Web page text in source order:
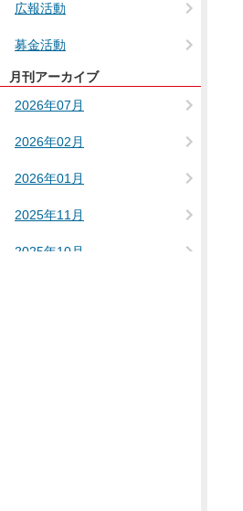
広報活動
募金活動
未分類
月刊アーカイブ
2026年07月
2026年02月
2026年01月
2025年11月
2025年10月